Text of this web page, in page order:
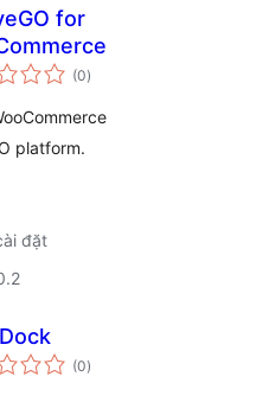
for
(0tổng
đánh
)
platform.
đặt
(0tổng
đánh
)